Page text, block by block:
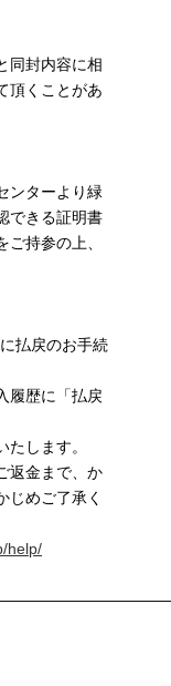
同封内容に相
頂くことがあ
ンターより緑
できる証明書
ご持参の上、
払戻のお手続
履歴に「払戻
します。
返金まで、か
じめご了承く
help/